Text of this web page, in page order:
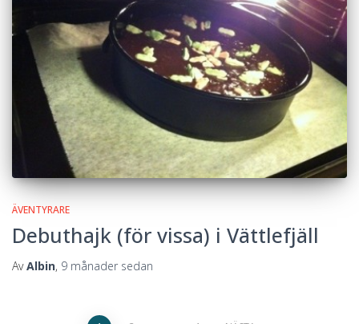
ÄVENTYRARE
Debuthajk (för vissa) i Vättlefjäll
AvAlbin, 9 månader sedan